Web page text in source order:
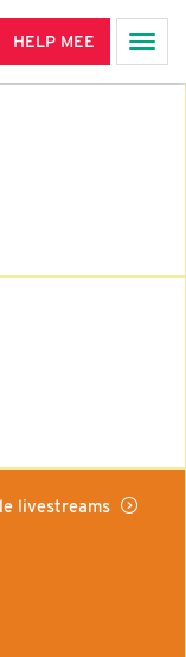
HELP MEE
livestreams